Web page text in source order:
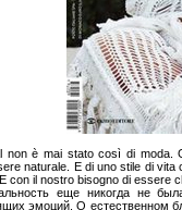
non è mai stato così di moda.
naturale. E di uno stile di
con il nostro bisogno di essere
еще никогда не
эмоций. О естественном